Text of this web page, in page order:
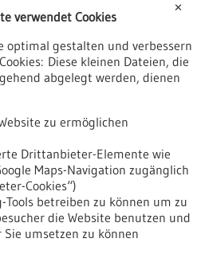
✕
verwendet Cookies
optimal gestalten und verbessern
Diese kleinen Dateien, die
abgelegt werden, dienen
zu ermöglichen
Drittanbieter-Elemente wie
Maps-Navigation zugänglich
Cookies“)
betreiben zu können um zu
die Website benutzen und
umsetzen zu können